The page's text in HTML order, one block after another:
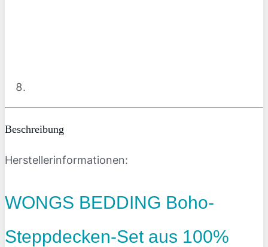
Beschreibung
Herstellerinformationen:
WONGS BEDDING Boho-
Steppdecken-Set aus 100%